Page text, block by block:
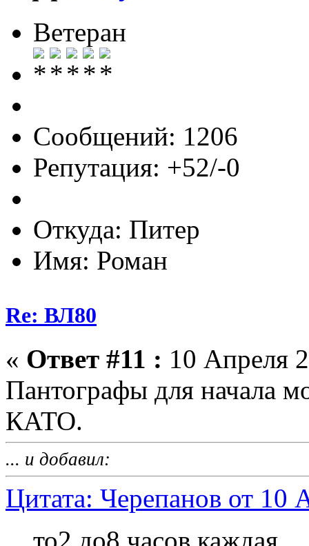
Ветеран
Сообщений: 1206
Репутация: +52/-0
Откуда: Питер
Имя: Роман
Re: ВЛ80
« Ответ #11 : 10 Апреля
Пантографы для начала
КАТО.
... и добавил:
Цитата: Черепанов от 10
то2 до8 часов каждая